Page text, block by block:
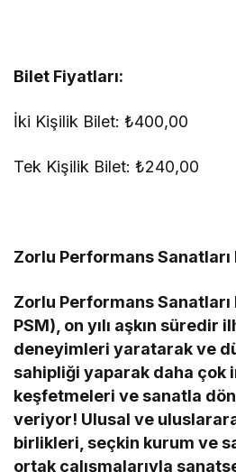
Bilet Fiyatları:
İki Kişilik Bilet: ₺400,00
Tek Kişilik Bilet: ₺240,00
Zorlu Performans Sanatları
Zorlu Performans
PSM), on yılı aşkın süredir
deneyimleri yaratarak ve
sahipliği yaparak daha çok
keşfetmeleri ve sanatla
veriyor! Ulusal ve
birlikleri, seçkin kurum ve
ortak çalışmalarıyla